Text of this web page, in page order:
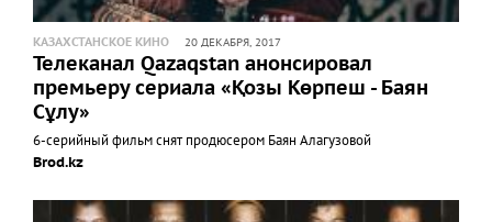
КАЗАХСТАНСКОЕ КИНО 20 ДЕКАБРЯ, 2017
Телеканал Qazaqstan анонсировал
премьеру сериала «Қозы Көрпеш - Баян
Сұлу»
6-серийный фильм снят продюсером Баян Алагузовой
Brod.kz